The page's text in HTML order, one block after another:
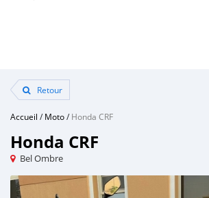
Retour
Accueil /Moto/Honda CRF
Honda CRF
Bel Ombre